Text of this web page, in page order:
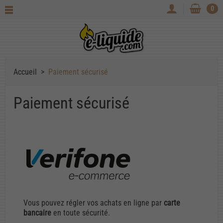
0
Accueil Paiement sécurisé
Paiement sécurisé
Vous pouvez régler vos achats en ligne par carte
bancaire en toute sécurité.